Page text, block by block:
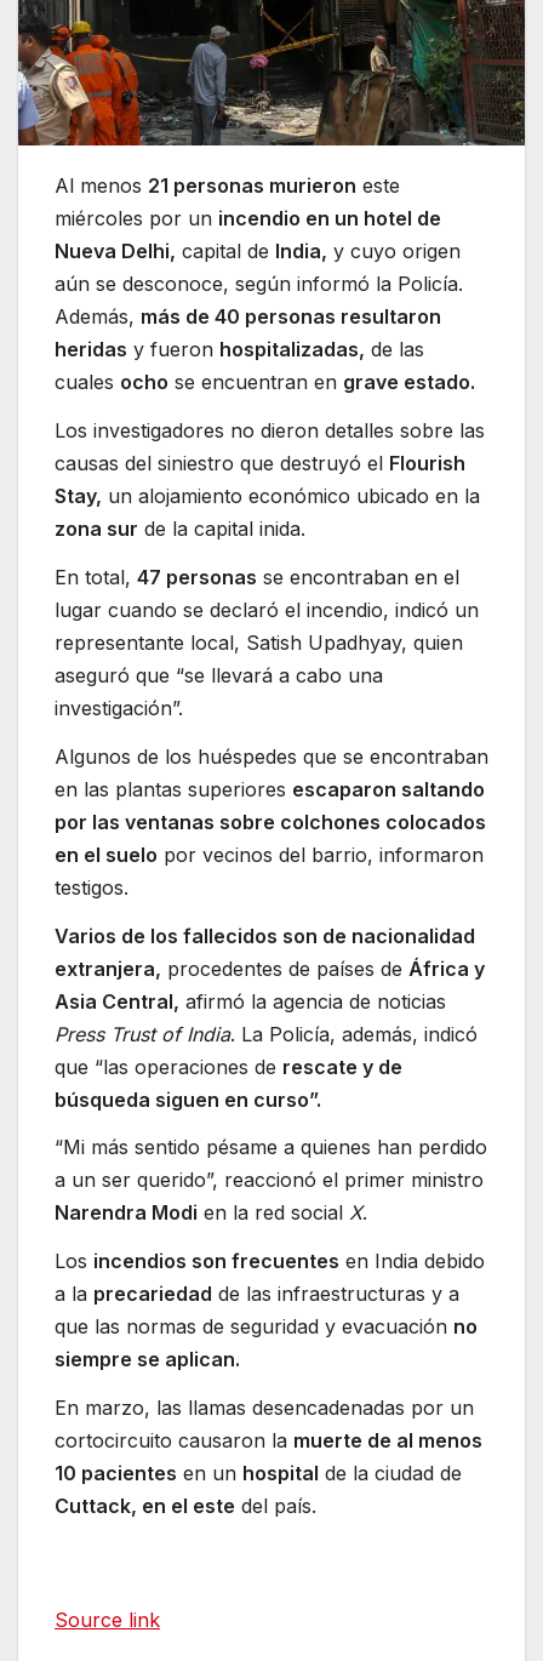
Al menos 21 personas murieron este
miércoles por un incendio en un hotel de
Nueva Delhi, capital de India, y cuyo origen
aún se desconoce, según informó la Policía.
Además, más de 40 personas resultaron
heridas y fueron hospitalizadas, de las
cuales ocho se encuentran en grave estado.
Los investigadores no dieron detalles sobre las
causas del siniestro que destruyó el Flourish
Stay, un alojamiento económico ubicado en la
zona sur de la capital inida.
En total, 47 personas se encontraban en el
lugar cuando se declaró el incendio, indicó un
representante local, Satish Upadhyay, quien
aseguró que “se llevará a cabo una
investigación”.
Algunos de los huéspedes que se encontraban
en las plantas superiores escaparon saltando
por las ventanas sobre colchones colocados
en el suelo por vecinos del barrio, informaron
testigos.
Varios de los fallecidos son de nacionalidad
extranjera, procedentes de países de África y
Asia Central, afirmó la agencia de noticias
Press Trust of India. La Policía, además, indicó
que “las operaciones de rescate y de
búsqueda siguen en curso”.
“Mi más sentido pésame a quienes han perdido
a un ser querido”, reaccionó el primer ministro
Narendra Modi en la red social X.
Los incendios son frecuentes en India debido
a la precariedad de las infraestructuras y a
que las normas de seguridad y evacuación no
siempre se aplican.
En marzo, las llamas desencadenadas por un
cortocircuito causaron la muerte de al menos
10 pacientes en un hospital de la ciudad de
Cuttack, en el este del país.
Source link